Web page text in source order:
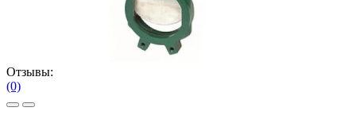
Отзывы:
(0)